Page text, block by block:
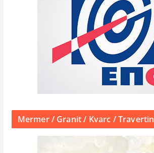
Mermer / Granit / Kvarc / Travertin